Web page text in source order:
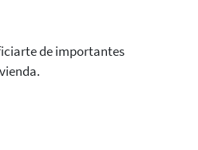
de importantes